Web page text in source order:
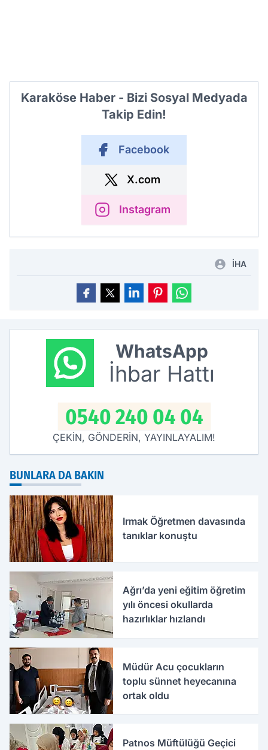
Karaköse Haber - Bizi Sosyal Medyada
Takip Edin!
Facebook
X.com
Instagram
İHA
WhatsApp
İhbar Hattı
0540 240 04 04
ÇEKİN, GÖNDERİN, YAYINLAYALIM!
BUNLARA DA BAKIN
Irmak Öğretmen davasında
tanıklar konuştu
Ağrı’da yeni eğitim öğretim
yılı öncesi okullarda
hazırlıklar hızlandı
Müdür Acu çocukların
toplu sünnet heyecanına
ortak oldu
Patnos Müftülüğü Geçici